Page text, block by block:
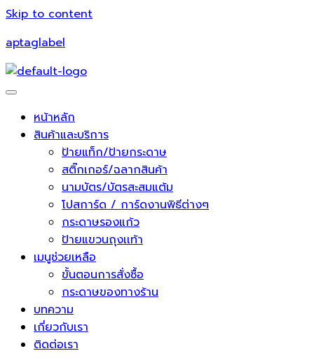
Skip to content
aptaglabel
หน้าหลัก
สินค้าและบริการ
ป้ายแท็ก/ป้ายกระดาษ
สติ๊กเกอร์/ฉลากสินค้า
นามบัตร/บัตรสะสมแต้ม
โปสการ์ด / การ์ดงานพิธีต่างๆ
กระดาษรองแก้ว
ป้ายแขวนถุงเเท้า
เมนูช่วยเหลือ
ขั้นตอนการสั่งซื้อ
กระดาษของทางร้าน
บทความ
เกี่ยวกับเรา
ติดต่อเรา